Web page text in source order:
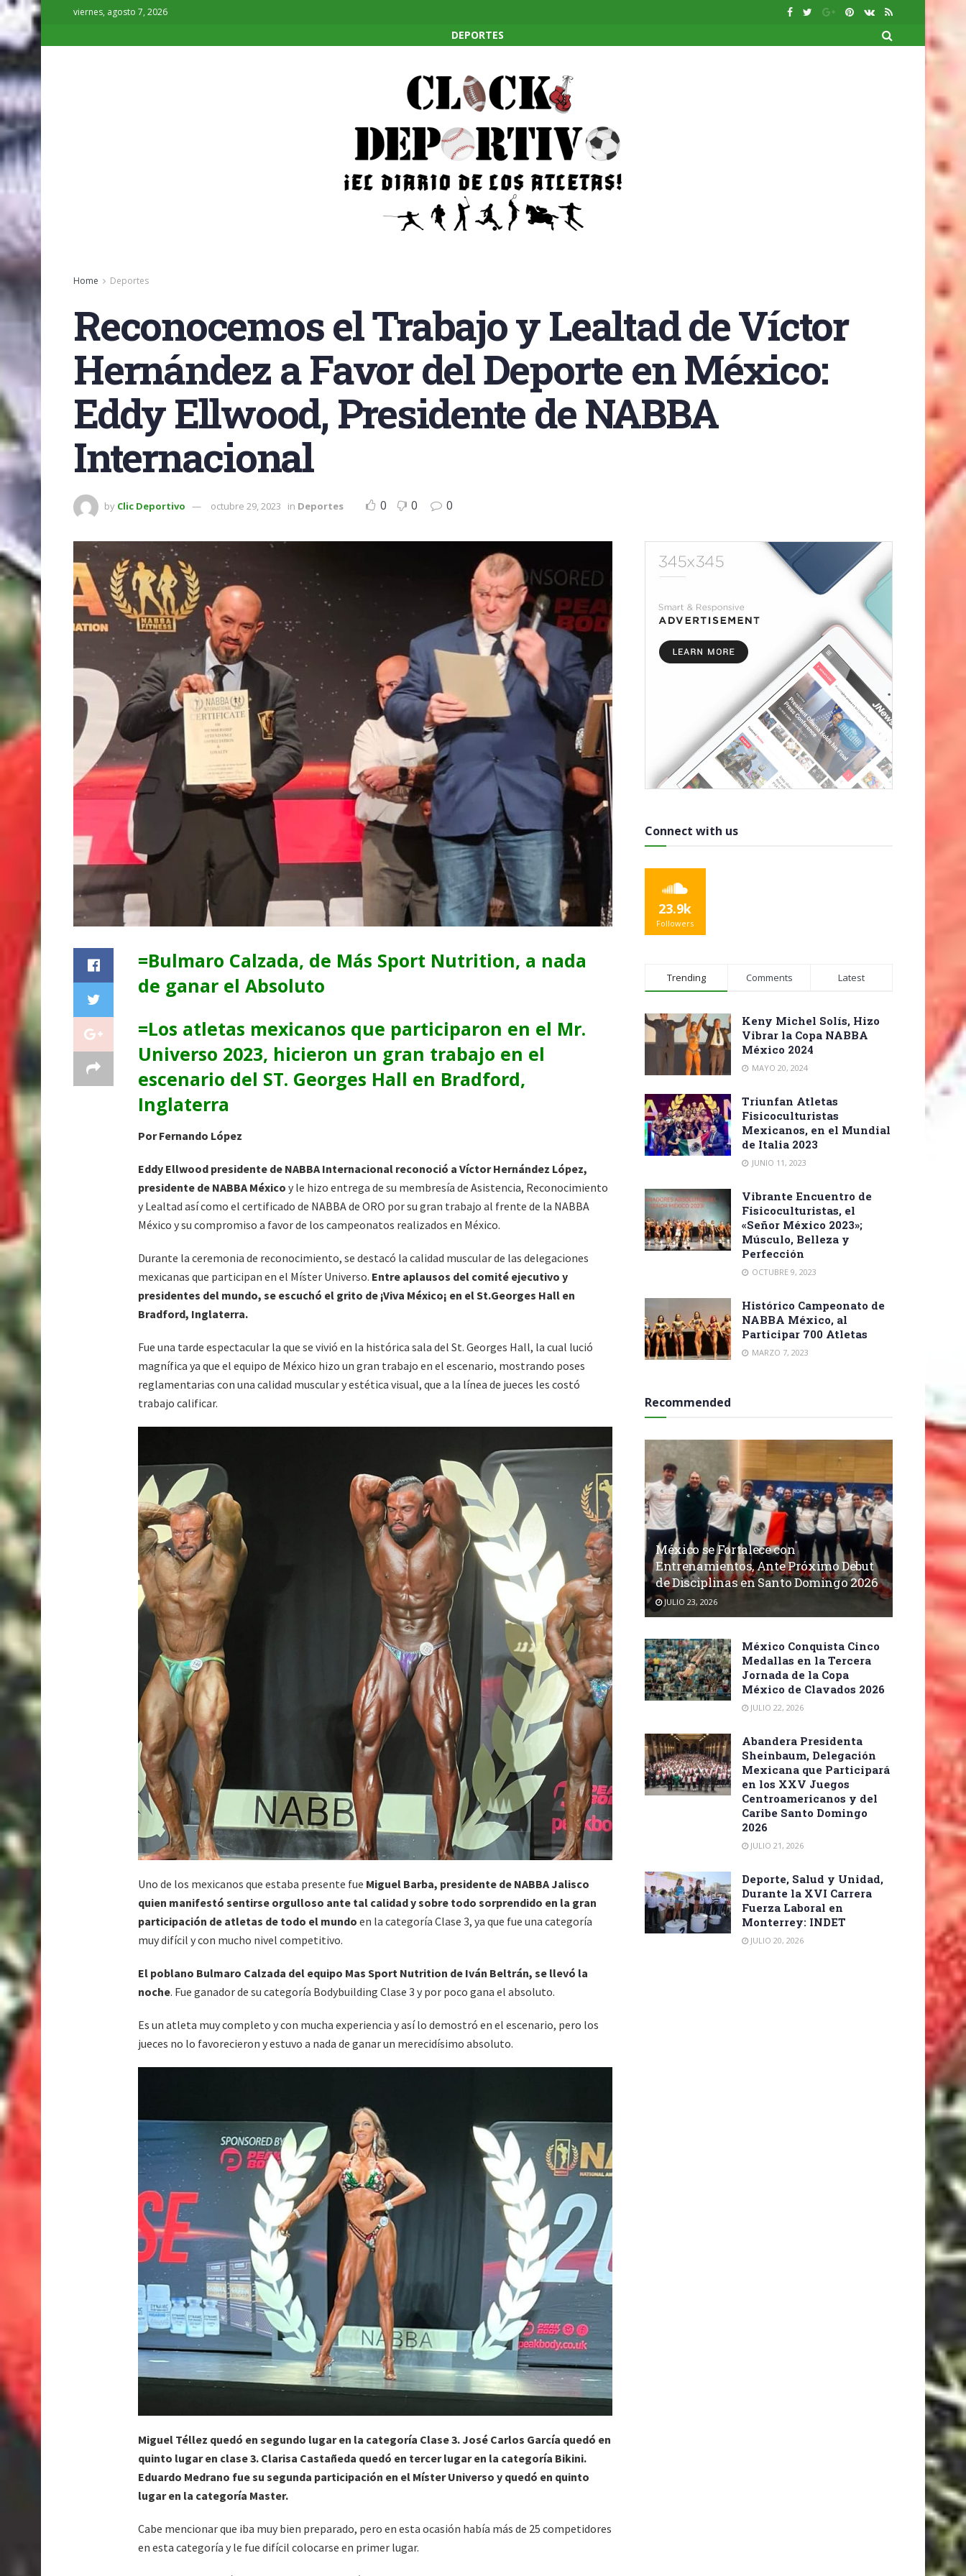
viernes, agosto 7, 2026
DEPORTES
Home Deportes
Reconocemos el Trabajo y Lealtad de Víctor
Hernández a Favor del Deporte en México:
Eddy Ellwood, Presidente de NABBA
Internacional
by Clic Deportivo octubre 29, 2023 in Deportes 0 0 0
=Bulmaro Calzada, de Más Sport Nutrition, a nada
de ganar el Absoluto
=Los atletas mexicanos que participaron en el Mr.
Universo 2023, hicieron un gran trabajo en el
escenario del ST. Georges Hall en Bradford,
Inglaterra
Por Fernando López
Eddy Ellwood presidente de NABBA Internacional reconoció a Víctor Hernández López,
presidente de NABBA México y le hizo entrega de su membresía de Asistencia, Reconocimiento
y Lealtad así como el certificado de NABBA de ORO por su gran trabajo al frente de la NABBA
México y su compromiso a favor de los campeonatos realizados en México.
Durante la ceremonia de reconocimiento, se destacó la calidad muscular de las delegaciones
mexicanas que participan en el Míster Universo. Entre aplausos del comité ejecutivo y
presidentes del mundo, se escuchó el grito de ¡Viva México¡ en el St.Georges Hall en
Bradford, Inglaterra.
Fue una tarde espectacular la que se vivió en la histórica sala del St. Georges Hall, la cual lució
magnífica ya que el equipo de México hizo un gran trabajo en el escenario, mostrando poses
reglamentarias con una calidad muscular y estética visual, que a la línea de jueces les costó
trabajo calificar.
Uno de los mexicanos que estaba presente fue Miguel Barba, presidente de NABBA Jalisco
quien manifestó sentirse orgulloso ante tal calidad y sobre todo sorprendido en la gran
participación de atletas de todo el mundo en la categoría Clase 3, ya que fue una categoría
muy difícil y con mucho nivel competitivo.
El poblano Bulmaro Calzada del equipo Mas Sport Nutrition de Iván Beltrán, se llevó la
noche. Fue ganador de su categoría Bodybuilding Clase 3 y por poco gana el absoluto.
Es un atleta muy completo y con mucha experiencia y así lo demostró en el escenario, pero los
jueces no lo favorecieron y estuvo a nada de ganar un merecidísimo absoluto.
Miguel Téllez quedó en segundo lugar en la categoría Clase 3. José Carlos García quedó en
quinto lugar en clase 3. Clarisa Castañeda quedó en tercer lugar en la categoría Bikini.
Eduardo Medrano fue su segunda participación en el Míster Universo y quedó en quinto
lugar en la categoría Master.
Cabe mencionar que iba muy bien preparado, pero en esta ocasión había más de 25 competidores
en esta categoría y le fue difícil colocarse en primer lugar.
Connect with us
23.9k
Followers
Trending Comments Latest
Keny Michel Solís, Hizo
Vibrar la Copa NABBA
México 2024
MAYO 20, 2024
Triunfan Atletas
Fisicoculturistas
Mexicanos, en el Mundial
de Italia 2023
JUNIO 11, 2023
Vibrante Encuentro de
Fisicoculturistas, el
«Señor México 2023»;
Músculo, Belleza y
Perfección
OCTUBRE 9, 2023
Histórico Campeonato de
NABBA México, al
Participar 700 Atletas
MARZO 7, 2023
Recommended
México se Fortalece con
Entrenamientos, Ante Próximo Debut
de Disciplinas en Santo Domingo 2026
JULIO 23, 2026
México Conquista Cinco
Medallas en la Tercera
Jornada de la Copa
México de Clavados 2026
JULIO 22, 2026
Abandera Presidenta
Sheinbaum, Delegación
Mexicana que Participará
en los XXV Juegos
Centroamericanos y del
Caribe Santo Domingo
2026
JULIO 21, 2026
Deporte, Salud y Unidad,
Durante la XVI Carrera
Fuerza Laboral en
Monterrey: INDET
JULIO 20, 2026